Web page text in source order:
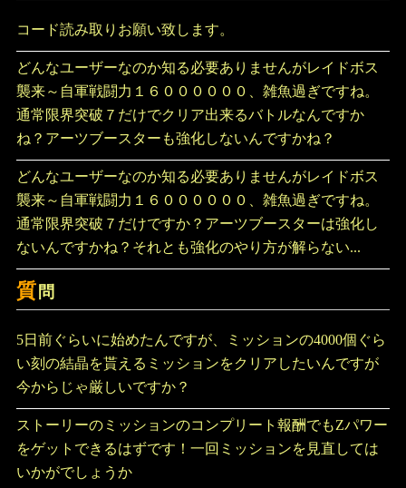
コード読み取りお願い致します。
どんなユーザーなのか知る必要ありませんがレイドボス
襲来～自軍戦闘力１６００００００、雑魚過ぎですね。
通常限界突破７だけでクリア出来るバトルなんですか
ね？アーツブースターも強化しないんですかね？
どんなユーザーなのか知る必要ありませんがレイドボス
襲来～自軍戦闘力１６００００００、雑魚過ぎですね。
通常限界突破７だけですか？アーツブースターは強化し
ないんですかね？それとも強化のやり方が解らない...
質 問
5日前ぐらいに始めたんですが、ミッションの4000個ぐら
い刻の結晶を貰えるミッションをクリアしたいんですが
今からじゃ厳しいですか？
ストーリーのミッションのコンプリート報酬でもZパワー
をゲットできるはずです！一回ミッションを見直しては
いかがでしょうか